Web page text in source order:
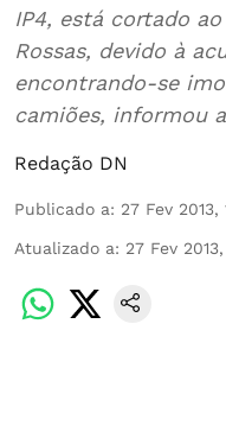
IP4, está cortado
Rossas, devido à
encontrando-se
camiões, informou a
Redação DN
Publicado a: 27 Fev 2013,
Atualizado a: 27 Fev